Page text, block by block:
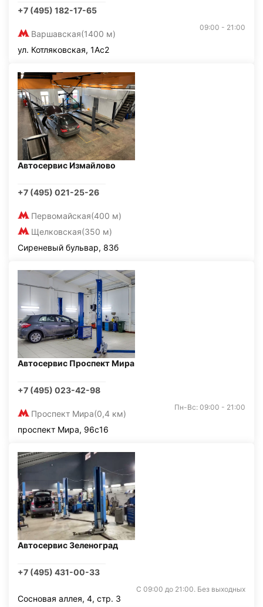
+7 (495) 182-17-65
Варшавская(1400 м)
09:00 - 21:00
ул. Котляковская, 1Ас2
Автосервис Измайлово
+7 (495) 021-25-26
Первомайская(400 м)
Щелковская(350 м)
Сиреневый бульвар, 83б
Автосервис Проспект Мира
+7 (495) 023-42-98
Проспект Мира(0,4 км)
Пн-Вс: 09:00 - 21:00
проспект Мира, 96с16
Автосервис Зеленоград
+7 (495) 431-00-33
С 09:00 до 21:00. Без выходных
Сосновая аллея, 4, стр. 3